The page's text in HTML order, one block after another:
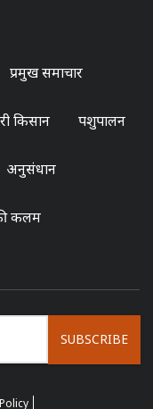
प्रमुख समाचार
किसान पशुपालन
अनुसंधान
कलम
SUBSCRIBE